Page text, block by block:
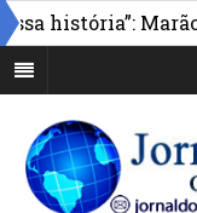
história”: Marão